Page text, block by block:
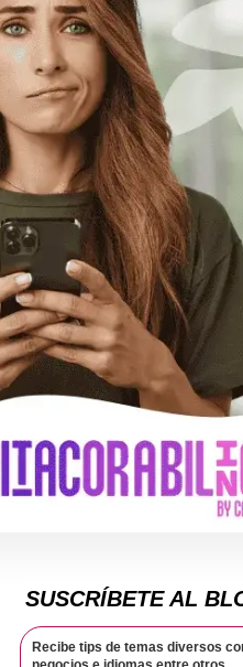
SUSCRÍBETE AL
Recibe tips de temas diversos